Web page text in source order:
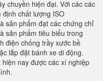
chuyền hiện đại. Với các các
định chất lượng ISO
sản phẩm đạt các chứng chỉ
sản phẩm tiêu biểu trong
điện chống trầy xước bề
lắp đặt bánh xe di động.
nay được các xí nghiệp